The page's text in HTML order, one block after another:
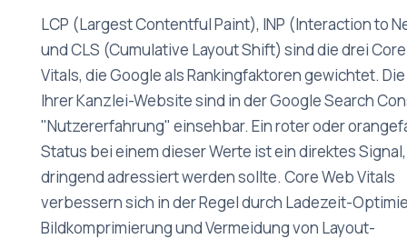
LCP (Largest Contentful Paint), INP (Interaction to
und CLS (Cumulative Layout Shift) sind die drei
Vitals, die Google als Rankingfaktoren gewichtet.
Ihrer Kanzlei-Website sind in der Google Search
"Nutzererfahrung" einsehbar. Ein roter oder
Status bei einem dieser Werte ist ein direktes
dringend adressiert werden sollte. Core Web Vitals
verbessern sich in der Regel durch Ladezeit-
Bildkomprimierung und Vermeidung von Layout-